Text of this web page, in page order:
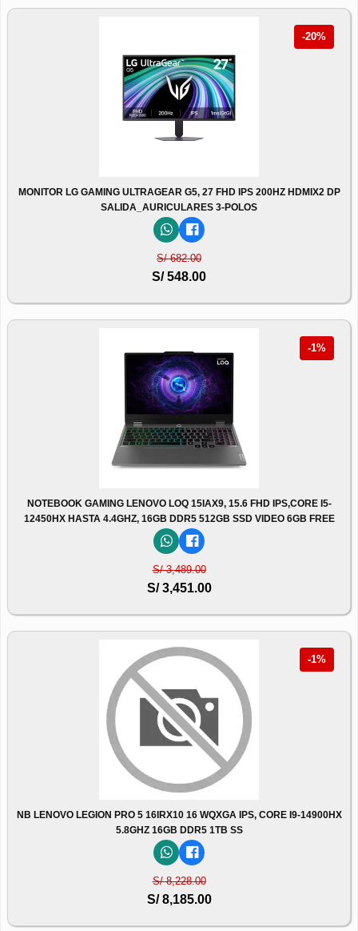
-20%
MONITOR LG GAMING ULTRAGEAR G5, 27 FHD IPS 200HZ HDMIX2 DP
SALIDA_AURICULARES 3-POLOS
S/ 682.00
S/ 548.00
-1%
NOTEBOOK GAMING LENOVO LOQ 15IAX9, 15.6 FHD IPS,CORE I5-
12450HX HASTA 4.4GHZ, 16GB DDR5 512GB SSD VIDEO 6GB FREE
S/ 3,489.00
S/ 3,451.00
-1%
NB LENOVO LEGION PRO 5 16IRX10 16 WQXGA IPS, CORE I9-14900HX
5.8GHZ 16GB DDR5 1TB SS
S/ 8,228.00
S/ 8,185.00